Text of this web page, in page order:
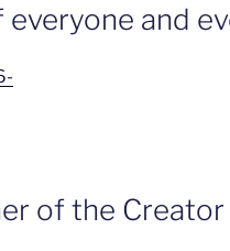
and
of the Creator